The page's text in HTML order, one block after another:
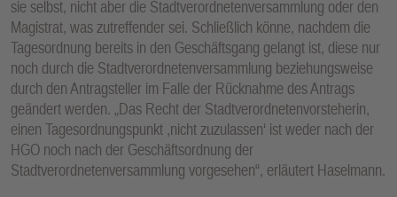
sie selbst, nicht aber die Stadtverordnetenversammlung oder den
Magistrat, was zutreffender sei. Schließlich könne, nachdem die
Tagesordnung bereits in den Geschäftsgang gelangt ist, diese nur
noch durch die Stadtverordnetenversammlung beziehungsweise
durch den Antragsteller im Falle der Rücknahme des Antrags
geändert werden. „Das Recht der Stadtverordnetenvorsteherin,
einen Tagesordnungspunkt ,nicht zuzulassen‘ ist weder nach der
HGO noch nach der Geschäftsordnung der
Stadtverordnetenversammlung vorgesehen“, erläutert Haselmann.